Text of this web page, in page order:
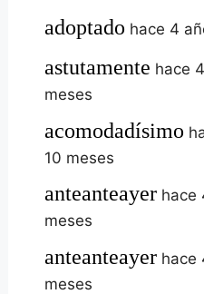
adoptado hace 4
astutamente hace
meses
acomodadísimo
10 meses
anteanteayer hace
meses
anteanteayer hace
meses